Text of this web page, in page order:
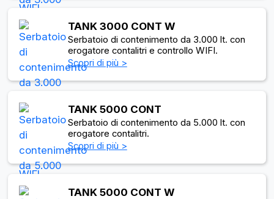
TANK 3000 CONT W
Serbatoio di contenimento da 3.000 lt. con
erogatore contalitri e controllo WIFI.
Scopri di più >
TANK 5000 CONT
Serbatoio di contenimento da 5.000 lt. con
erogatore contalitri.
Scopri di più >
TANK 5000 CONT W